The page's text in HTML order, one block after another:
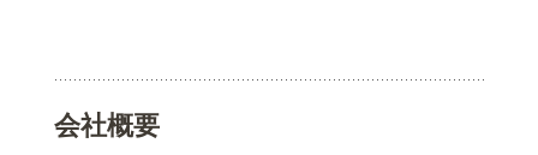
会社概要